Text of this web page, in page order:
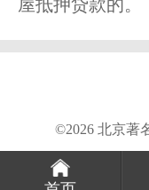
屋抵押贷款的。
©2026 北京著